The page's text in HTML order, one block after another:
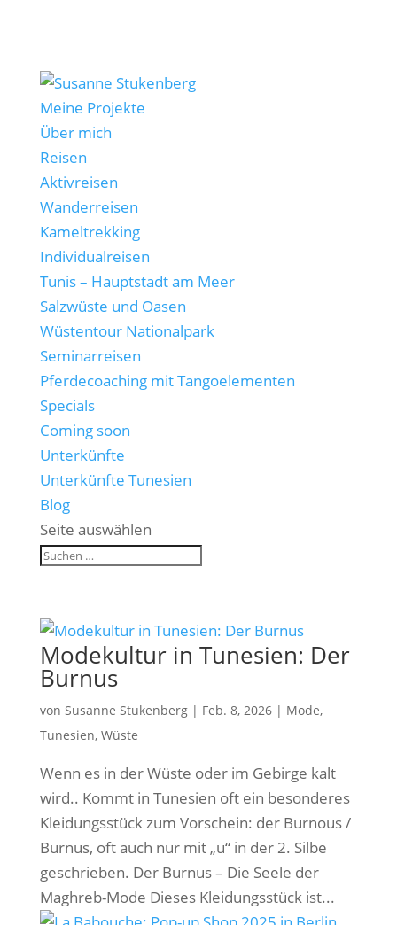
Meine Projekte
Über mich
Reisen
Aktivreisen
Wanderreisen
Kameltrekking
Individualreisen
Tunis – Hauptstadt am Meer
Salzwüste und Oasen
Wüstentour Nationalpark
Seminarreisen
Pferdecoaching mit Tangoelementen
Specials
Coming soon
Unterkünfte
Unterkünfte Tunesien
Blog
Seite auswählen
Modekultur in Tunesien: Der
Burnus
von Susanne Stukenberg| Feb. 8, 2026| Mode,
Tunesien, Wüste
Wenn es in der Wüste oder im Gebirge kalt
wird.. Kommt in Tunesien oft ein besonderes
Kleidungsstück zum Vorschein: der Burnous /
Burnus, oft auch nur mit „u“ in der 2. Silbe
geschrieben. Der Burnus – Die Seele der
Maghreb-Mode Dieses Kleidungsstück ist...